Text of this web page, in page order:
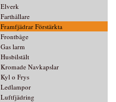
Elverk
Farthållare
Framfjädrar Förstärkta
Frontbåge
Gas larm
Husbilstält
Kromade Navkapslar
Kyl o Frys
Ledlampor
Luftfjädring